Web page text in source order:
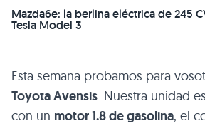
Mazda6e: la berlina eléctrica de 245
Tesla Model 3
Esta semana probamos para
Toyota Avensis. Nuestra unidad
con un motor 1.8 de gasolina, el